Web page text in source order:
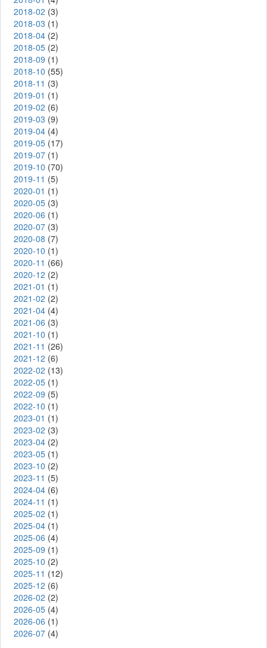
2018-02 (3)
2018-03 (1)
2018-04 (2)
2018-05 (2)
2018-09 (1)
2018-10 (55)
2018-11 (3)
2019-01 (1)
2019-02 (6)
2019-03 (9)
2019-04 (4)
2019-05 (17)
2019-07 (1)
2019-10 (70)
2019-11 (5)
2020-01 (1)
2020-05 (3)
2020-06 (1)
2020-07 (3)
2020-08 (7)
2020-10 (1)
2020-11 (66)
2020-12 (2)
2021-01 (1)
2021-02 (2)
2021-04 (4)
2021-06 (3)
2021-10 (1)
2021-11 (26)
2021-12 (6)
2022-02 (13)
2022-05 (1)
2022-09 (5)
2022-10 (1)
2023-01 (1)
2023-02 (3)
2023-04 (2)
2023-05 (1)
2023-10 (2)
2023-11 (5)
2024-04 (6)
2024-11 (1)
2025-02 (1)
2025-04 (1)
2025-06 (4)
2025-09 (1)
2025-10 (2)
2025-11 (12)
2025-12 (6)
2026-02 (2)
2026-05 (4)
2026-06 (1)
2026-07 (4)